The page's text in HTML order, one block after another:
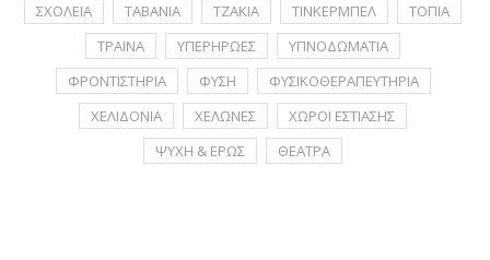
ΣΧΟΛΕΙΑ
ΤΑΒΑΝΙΑ ΤΖΑΚΙΑ ΤΙΝΚΕΡΜΠΕΛ
ΤΟΠΙΑ
ΤΡΑΙΝΑ
ΥΠΕΡΗΡΩΕΣ
ΥΠΝΟΔΩΜΑΤΙΑ
ΦΡΟΝΤΙΣΤΗΡΙΑ
ΦΥΣΗ
ΦΥΣΙΚΟΘΕΡΑΠΕΥΤΗΡΙΑ
ΧΕΛΙΔΟΝΙΑ
ΧΕΛΩΝΕΣ
ΧΩΡΟΙ ΕΣΤΙΑΣΗΣ
ΨΥΧΗ & ΕΡΩΣ
ΘΕΑΤΡΑ